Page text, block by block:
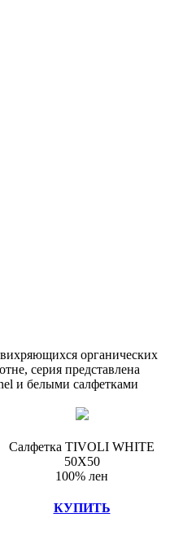
органических
серия представлена
и белыми салфетками
Салфетка TIVOLI WHITE
50X50
100% лен
КУПИТЬ